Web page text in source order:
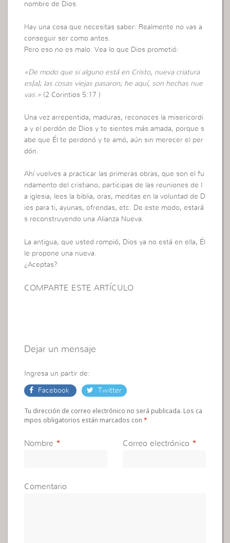
nombre de Dios.
Hay una cosa que necesitas saber: Realmente no vas a
conseguir ser como antes.
Pero eso no es malo. Vea lo que Dios prometió:
«De modo que si alguno está en Cristo, nueva criatura
es[a]; las cosas viejas pasaron; he aquí, son hechas nue
vas.» (2 Corintios 5:17 )
Una vez arrepentida, maduras, reconoces la misericordi
a y el perdón de Dios y te sientes más amada, porque s
abe que Él te perdonó y te amó, aún sin merecer el per
dón.
Ahí vuelves a practicar las primeras obras, que son el fu
ndamento del cristiano; participas de las reuniones de l
a iglesia, lees la biblia, oras, meditas en la voluntad de D
ios para ti, ayunas, ofrendas, etc. De este modo, estará
s reconstruyendo una Alianza Nueva.
La antigua, que usted rompió, Dios ya no está en ella, Él
le propone una nueva.
¿Aceptas?
COMPARTE ESTE ARTÍCULO
Dejar un mensaje
Ingresa un partir de:
Facebook Twitter
Tu dirección de correo electrónico no será publicada. Los ca
mpos obligatorios están marcados con*
Nombre * Correo electrónico *
Comentario